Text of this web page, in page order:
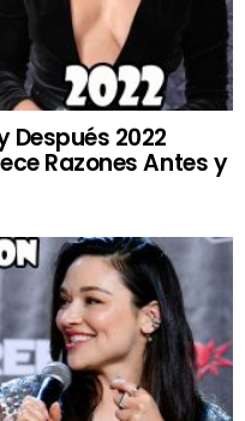
Después 2022
Razones Antes y